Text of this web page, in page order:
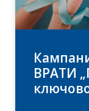
ВРАТИ